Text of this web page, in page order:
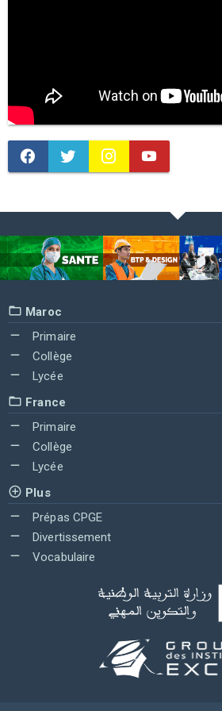
Maroc
Primaire
Collège
Lycée
France
Primaire
Collège
Lycée
Plus
Prépas CPGE
Divertissement
Vocabulaire